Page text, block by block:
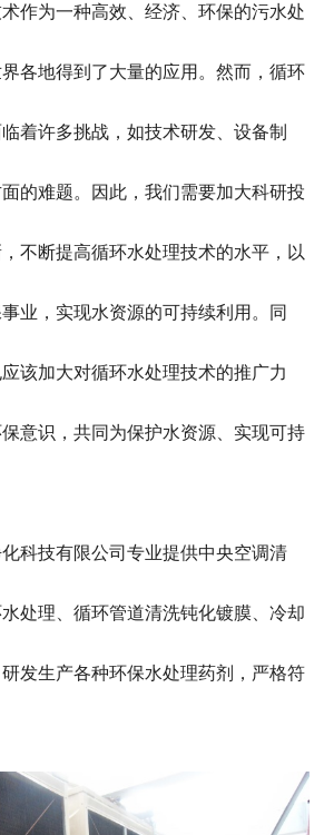
为一种高效、经济、环保的污水处
各地得到了大量的应用。然而，循环
着许多挑战，如技术研发、设备制
的难题。因此，我们需要加大科研投
不断提高循环水处理技术的水平，以
业，实现水资源的可持续利用。同
该加大对循环水处理技术的推广力
意识，共同为保护水资源、实现可持
技有限公司专业提供中央空调清
处理、循环管道清洗钝化镀膜、冷却
发生产各种环保水处理药剂，严格符